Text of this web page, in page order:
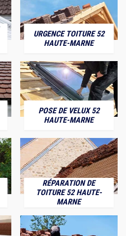
URGENCE TOITURE 52
HAUTE-MARNE
POSE DE VELUX 52
HAUTE-MARNE
RÉPARATION DE
TOITURE 52 HAUTE-
MARNE